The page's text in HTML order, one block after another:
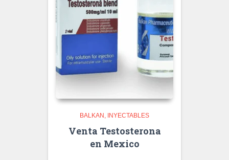
BALKAN INYECTABLES
Venta Testosterona
en Mexico